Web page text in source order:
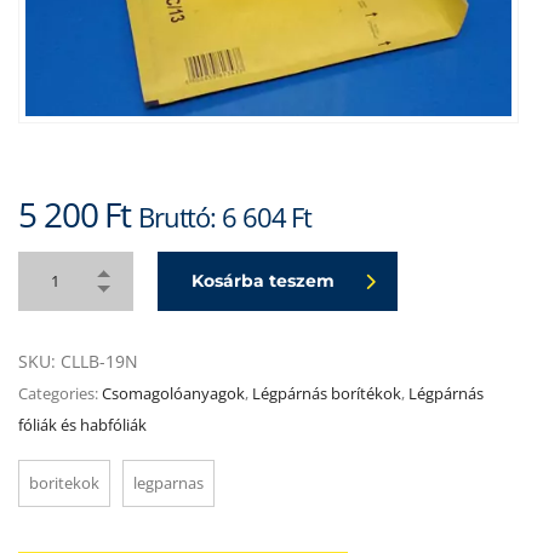
5 200Ft Bruttó:6 604Ft
Kosárba teszem
SKU: CLLB-19N
Categories:Csomagolóanyagok, Légpárnás borítékok, Légpárnás
fóliák és habfóliák
boritekok legparnas